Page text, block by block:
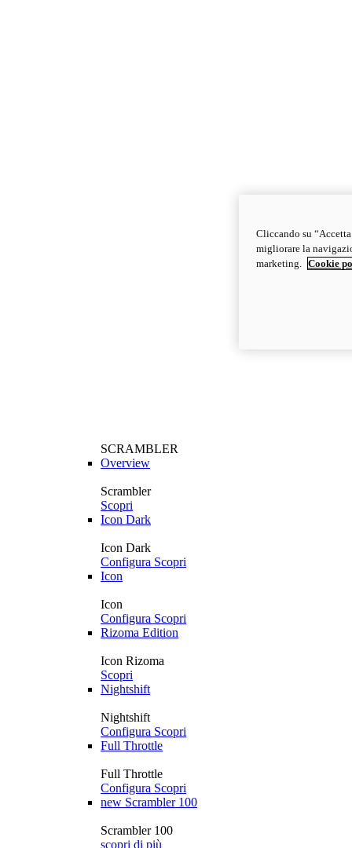
SCRAMBLER
Overview
Scrambler
Scopri
Icon Dark
Icon Dark
Configura Scopri
Icon
Icon
Configura Scopri
Rizoma Edition
Icon Rizoma
Scopri
Nightshift
Nightshift
Configura Scopri
Full Throttle
Full Throttle
Configura Scopri
new Scrambler 100
Scrambler 100
scopri di più
Cliccando su
migliorare la
marketing.
Cookie